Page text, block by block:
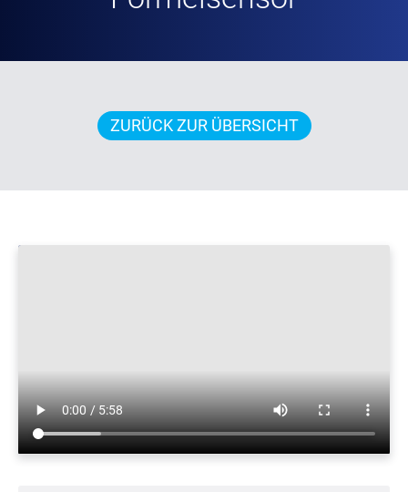
ZURÜCK ZUR ÜBERSICHT